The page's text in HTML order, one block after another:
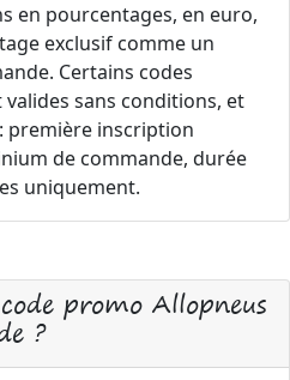
en pourcentages, en euro,
exclusif comme un
Certains codes
sans conditions, et
première inscription
de commande, durée
uniquement.
promo Allopneus
?